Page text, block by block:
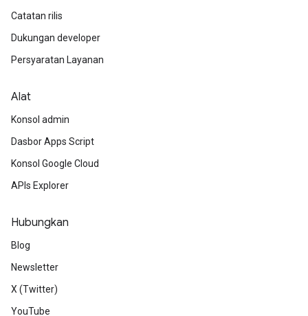
Catatan rilis
Dukungan developer
Persyaratan Layanan
Alat
Konsol admin
Dasbor Apps Script
Konsol Google Cloud
APIs Explorer
Hubungkan
Blog
Newsletter
X (Twitter)
YouTube